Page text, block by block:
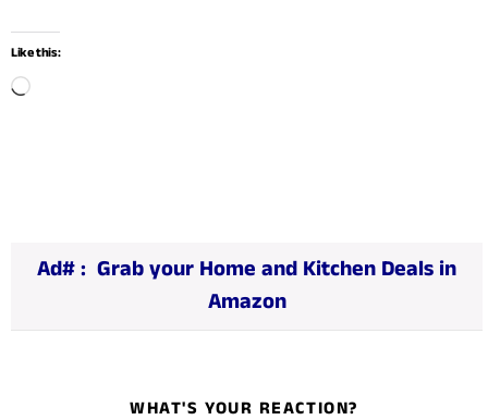
Like this:
Ad# : Grab your Home and Kitchen Deals in
Amazon
WHAT'S YOUR REACTION?